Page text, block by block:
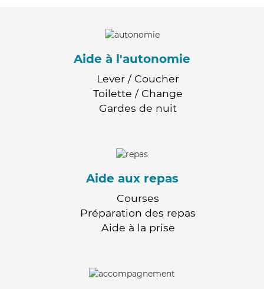
Aide à l'autonomie
Lever / Coucher
Toilette / Change
Gardes de nuit
Aide aux repas
Courses
Préparation des repas
Aide à la prise